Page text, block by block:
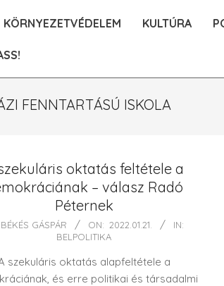
KÖRNYEZETVÉDELEM KULTÚRA
FENNTARTÁSÚ ISKOLA
oktatás feltétele a
– válasz Radó
Péternek
BÉKÉS GÁSPÁR ON: 2022.01.21.
IN:
BELPOLITIKA
szekuláris oktatás alapfeltétele a
és erre politikai és társadalmi